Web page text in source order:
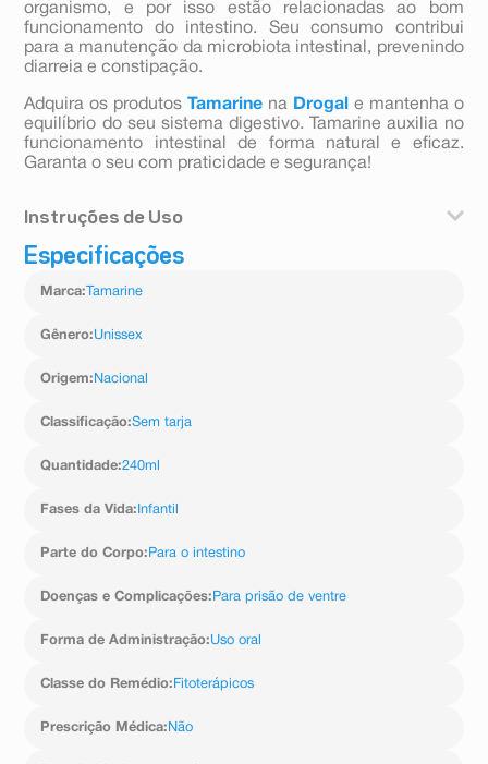
organismo, e por isso estão relacionadas ao bom
funcionamento do intestino. Seu consumo contribui
para a manutenção da microbiota intestinal, prevenindo
diarreia e constipação.
Adquira os produtos Tamarine na Drogal
e mantenha o
equilíbrio do seu sistema digestivo. Tamarine auxilia no
funcionamento intestinal de forma natural e eficaz.
Garanta o seu com praticidade e segurança!
Instruções de Uso
A recomendação de uso é de 10ml ao dia a partir de 4
menos dependendo da rotina e hábitos do seu
paciente.
Especificações
Marca: Tamarine
Gênero:Unissex
Origem: Nacional
Classificação:Sem tarja
Quantidade:240ml
Fases da Vida: Infantil
Parte do Corpo: Para o intestino
Doenças e Complicações: Para prisão de ventre
Forma de Administração:Uso oral
Classe do Remédio: Fitoterápicos
Prescrição Médica: Não